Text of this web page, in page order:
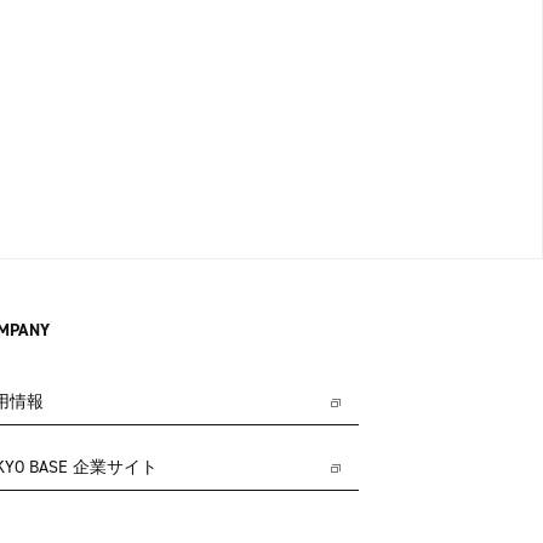
情報
BASE 企業サイト